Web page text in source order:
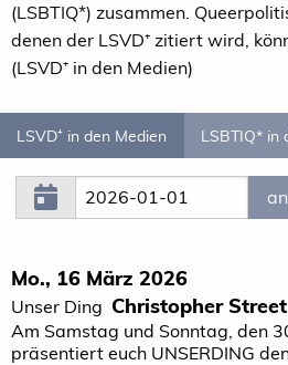
(LSBTIQ*) zusammen.
denen der LSVD⁺ zitiert wird,
(LSVD⁺ in den Medien)
LSVD⁺ in den Medien LSBTIQ* in
Mo., 16 März 2026
Unser Ding Christopher
Am Samstag und Sonntag, den
präsentiert euch UNSERDING